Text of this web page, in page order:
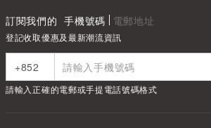
訂閱我們的 手機號碼 電郵地址
登記收取優惠及最新潮流資訊
請輸入正確的電郵或手提電話號碼格式